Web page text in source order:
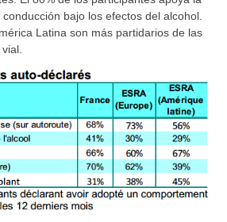
bajo los efectos del alcohol.
Latina son más partidarios de las